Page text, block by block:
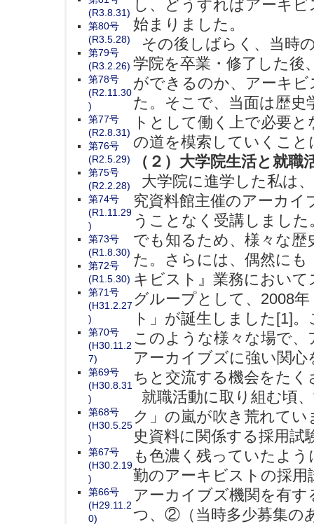
し、どうすればアーキ
始まりました。
その後しばらく、当時
学院を卒業・修了した
ができるのか、アーキ
た。そこで、当面は歴
トとして働く上で必要
の道を模索していくこと
（２）大学院生活と就職
大学院に進学した私は
究資料館主催のアーカイ
うことなく受講しまし
でも知るため、様々な
た。さらには、偶然に
キビスト』業務におい
グループとして、2008
ト」が誕生しました[1]
このような様々な場で
アーカイブズに強い関
ちと交流する機会をた
就職活動に取り組む頃
ク」の嵐が吹き荒れて
史資料に関係する採用試
も色濃く残っていたよ
勤のアーキビストの採
アーカイブズ機関を有
つ、②（当時多少募集の
(R3.8.31)
第80号
(R3.5.28)
第79号
(R3.2.26)
第78号
(R2.11.30
)
第77号
(R2.8.31)
第76号
(R2.5.29)
第75号
(R2.2.28)
第74号
(R1.11.29
)
第73号
(R1.8.30)
第72号
(R1.5.30)
第71号
(H31.2.27
)
第70号
(H30.11.2
7)
第69号
(H30.8.31
)
第68号
(H30.5.25
)
第67号
(H30.2.19
)
第66号
(H29.11.2
0)